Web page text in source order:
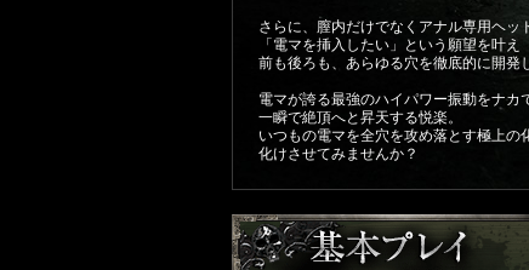
さらに、膣内だけでなくアナル専用ヘッ
「電マを挿入したい」という願望を叶え
前も後ろも、あらゆる穴を徹底的に開発
電マが誇る最強のハイパワー振動をナカ
一瞬で絶頂へと昇天する悦楽。
いつもの電マを全穴を攻め落とす極上の
化けさせてみませんか？